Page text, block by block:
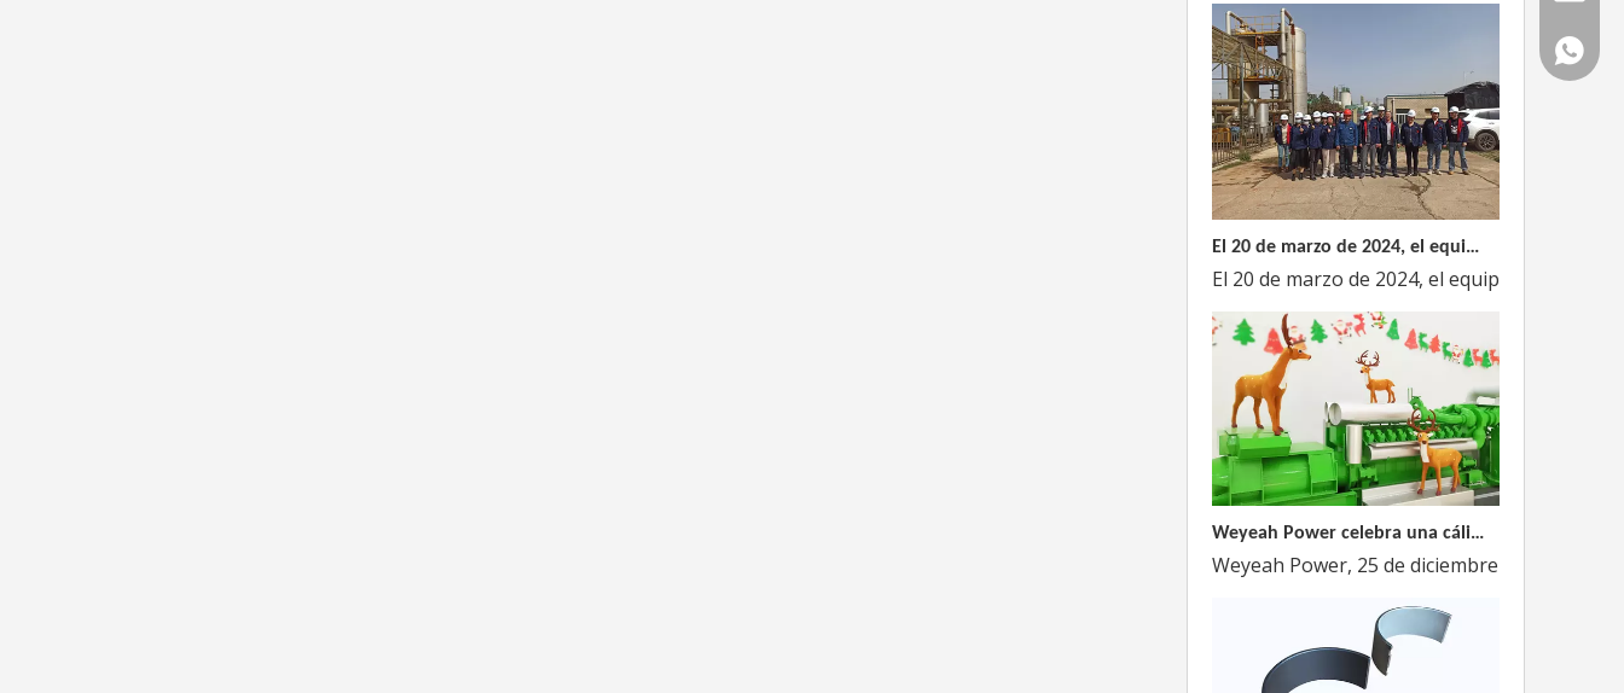
El 20 de marzo de 2024, el equipo dirigido por el Director Técnico de Weyeah Power visitó el gran vertedero de basura en Yangluo, Wuhan, para realizar una inspección del proyecto.
El 20 de marzo de 2024, el equipo de la
Weyeah Power celebra una cálida Navidad, ¡festejando juntos en esta temporada festiva!
Weyeah Power, 25 de diciembre de 2023 -